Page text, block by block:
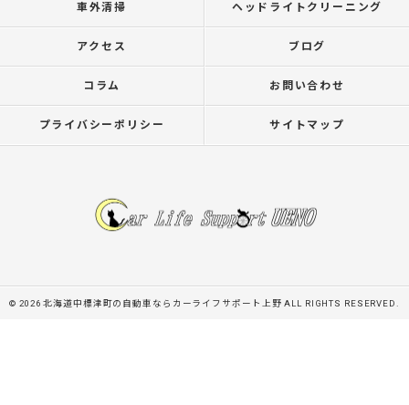
車外清掃 ヘッドライトクリーニング
アクセス ブログ
コラム お問い合わせ
プライバシーポリシー サイトマップ
© 2026 北海道中標津町の自動車ならカーライフサポート上野 ALL RIGHTS RESERVED.